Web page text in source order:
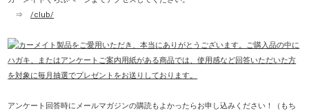
⇒/club/
アンケート回答時にメールマガジンの購読もよかったらお申し込みください！（もち